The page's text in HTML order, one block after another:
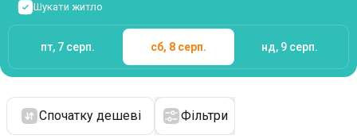
Шукати житло
пт, 7 серп. сб, 8 серп. нд, 9 серп.
Спочатку дешеві Фільтри